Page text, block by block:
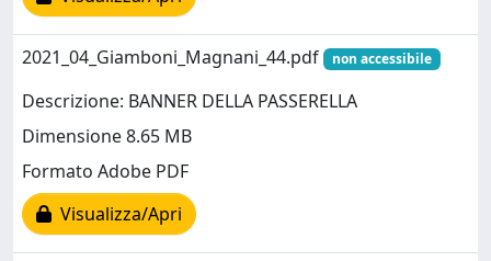
2021_04_Giamboni_Magnani_44.pdf non accessibile
Descrizione: BANNER DELLA PASSERELLA
Dimensione 8.65 MB
Formato Adobe PDF
Visualizza/Apri